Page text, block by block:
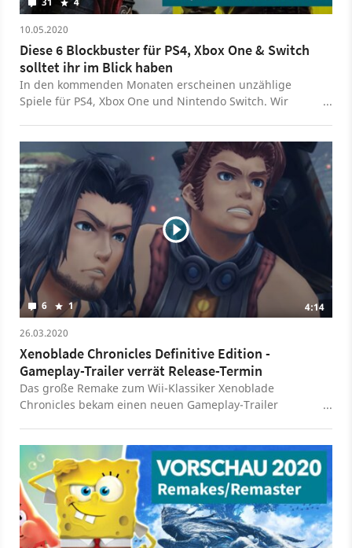
10.05.2020
Diese 6 Blockbuster für PS4, Xbox One & Switch
solltet ihr im Blick haben
In den kommenden Monaten erscheinen unzählige
Spiele für PS4, Xbox One und Nintendo Switch. Wir
6 1
4:14
26.03.2020
Xenoblade Chronicles Definitive Edition -
Gameplay-Trailer verrät Release-Termin
Das große Remake zum Wii-Klassiker Xenoblade
Chronicles bekam einen neuen Gameplay-Trailer
Edition geht am 29. Mai 2020 exklusiv für Nintendo
Switch an den Start.